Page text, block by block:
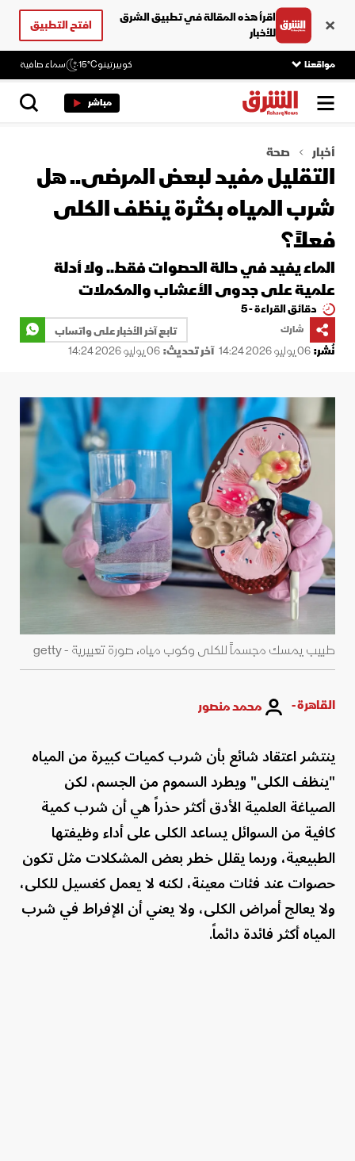
اقرأ هذه المقالة في تطبيق الشرق
للأخبار
افتح التطبيق
مواقعنا كوبيرتينو15°C سماء صافية
مباشر
أخبار صحة
التقليل مفيد لبعض المرضى.. هل
شرب المياه بكثرة ينظف الكلى
فعلاً؟
الماء يفيد في حالة الحصوات فقط.. ولا أدلة
علمية على جدوى الأعشاب والمكملات
دقائق القراءة - 5
شارك
تابع آخر الأخبار على واتساب
نُشر:06 يوليو 2026 14:24 آخر تحديث:06 يوليو 2026 14:24
طبيب يمسك مجسماً للكلى وكوب مياه، صورة تعبيرية - getty
القاهرة - محمد منصور
ينتشر اعتقاد شائع بأن شرب كميات كبيرة من المياه
"ينظف الكلى" ويطرد السموم من الجسم، لكن
الصياغة العلمية الأدق أكثر حذراً هي أن شرب كمية
كافية من السوائل يساعد الكلى على أداء وظيفتها
الطبيعية، وربما يقلل خطر بعض المشكلات مثل تكون
حصوات عند فئات معينة، لكنه لا يعمل كغسيل للكلى،
ولا يعالج أمراض الكلى، ولا يعني أن الإفراط في شرب
المياه أكثر فائدة دائماً.